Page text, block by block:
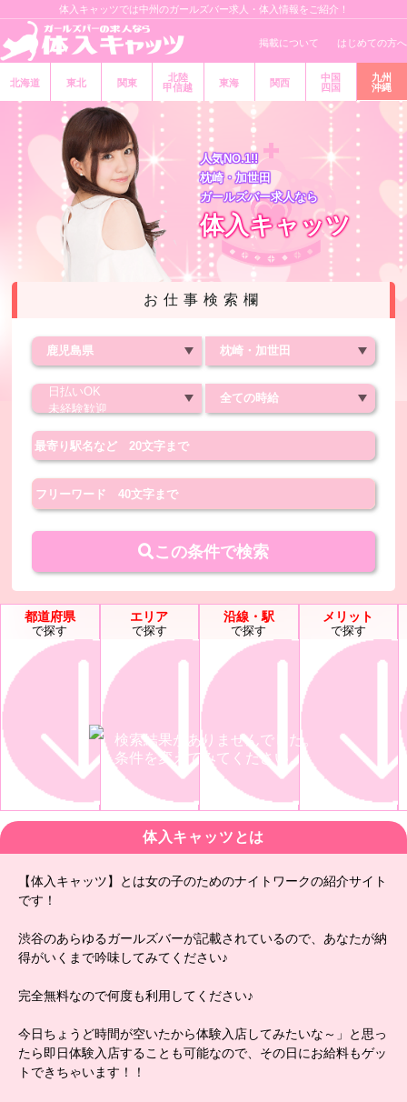
体入キャッツでは中州のガールズバー求人・体入情報をご紹介！
はじめての方へ
掲載について
北海道 東北 関東
北陸
甲信越
東海 関西
中国
四国
九州
沖縄
人気NO.1!!
枕崎・加世田
ガールズバー求人なら
体入キャッツ
都道府県
で探す
エリア
で探す
沿線・駅
で探す
メリット
で探す
お仕事検索欄
この条件で検索
検索結果がありませんでした。
条件を変えてみてください。
体入キャッツとは
【体入キャッツ】とは女の子のためのナイトワークの紹介サイト
です！
渋谷のあらゆるガールズバーが記載されているので、あなたが納
得がいくまで吟味してみてください♪
完全無料なので何度も利用してください♪
今日ちょうど時間が空いたから体験入店してみたいな～」と思っ
たら即日体験入店することも可能なので、その日にお給料もゲッ
トできちゃいます！！